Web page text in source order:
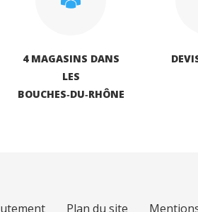
4 MAGASINS DANS
LES
BOUCHES‑DU‑RHÔNE
Plan du site